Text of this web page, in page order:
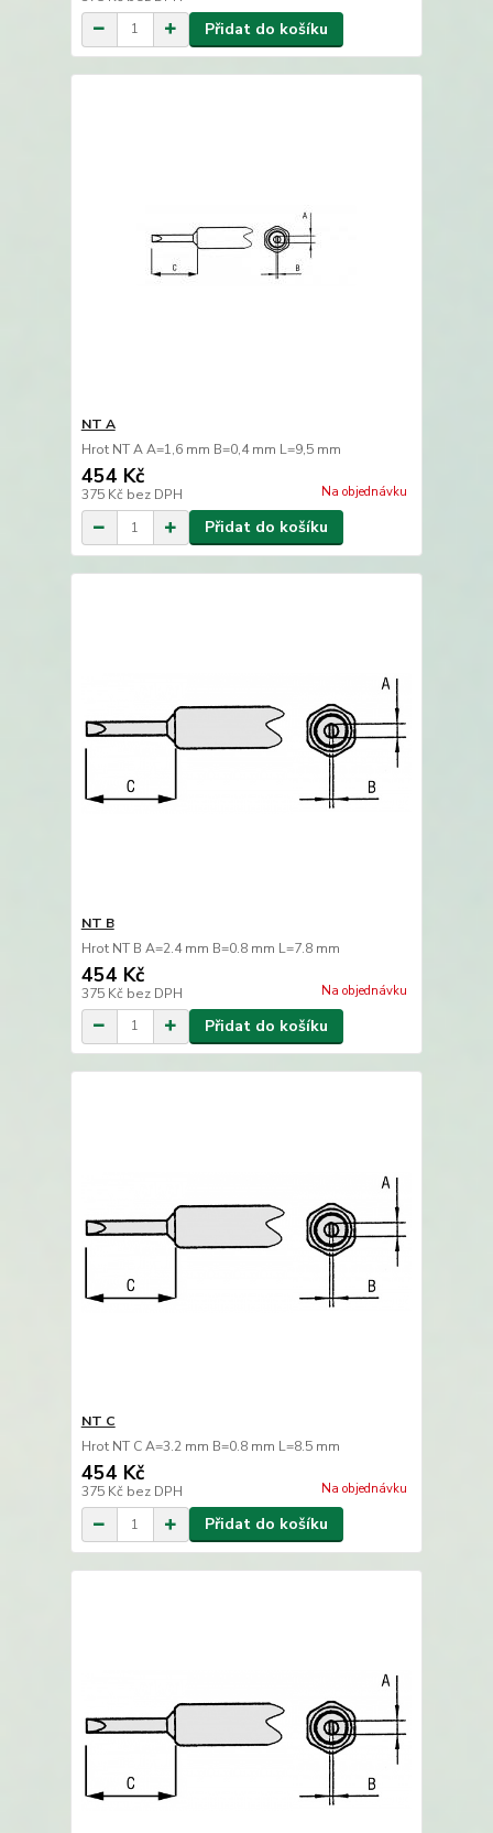
Přidat do košíku
NT A
Hrot NT A A=1,6 mm B=0,4 mm L=9,5 mm
454 Kč
375 Kč bez DPH Na objednávku
Přidat do košíku
NT B
Hrot NT B A=2.4 mm B=0.8 mm L=7.8 mm
454 Kč
375 Kč bez DPH Na objednávku
Přidat do košíku
NT C
Hrot NT C A=3.2 mm B=0.8 mm L=8.5 mm
454 Kč
375 Kč bez DPH Na objednávku
Přidat do košíku